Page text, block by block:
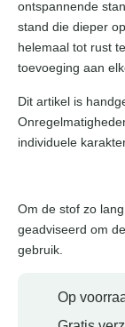
ontspannende
stand die dieper
helemaal tot rust
toevoeging aan
Dit artikel is
individuele
Om de stof zo
geadviseerd om
gebruik.
Op